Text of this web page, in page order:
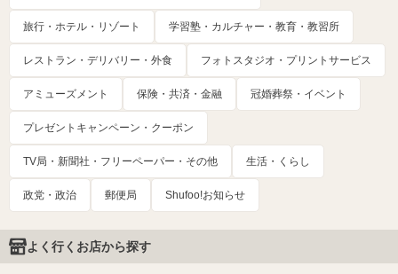
旅行・ホテル・リゾート 学習塾・カルチャー・教育・教習所
レストラン・デリバリー・外食 フォトスタジオ・プリントサービス
アミューズメント 保険・共済・金融 冠婚葬祭・イベント
プレゼントキャンペーン・クーポン
TV局・新聞社・フリーペーパー・その他 生活・くらし
政党・政治 郵便局 Shufoo!お知らせ
よく行くお店から探す